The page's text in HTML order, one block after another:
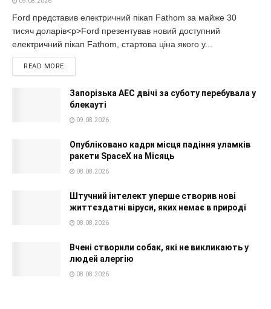
Ford представив електричний пікап Fathom за майже 30
тисяч доларів<p>Ford презентував новий доступний
електричний пікап Fathom, стартова ціна якого у...
READ MORE
Запорізька АЕС двічі за суботу перебувала у
блекауті
09.08.2026
Опубліковано кадри місця падіння уламків
ракети SpaceX на Місяць
08.08.2026
Штучний інтелект уперше створив нові
життєздатні віруси, яких немає в природі
08.08.2026
Вчені створили собак, які не викликають у
людей алергію
08.08.2026